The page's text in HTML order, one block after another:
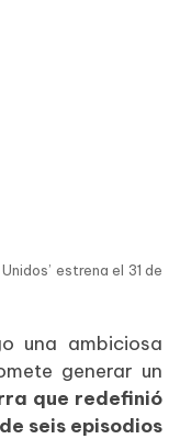
estrena el 31 de
una ambiciosa
generar un
que redefinió
seis episodios